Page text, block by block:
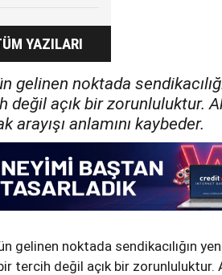
YAZILARI
gelinen noktada
değil açık bir zorunluluktur.
arayışı anlamını kaybeder.
gelinen noktada sendikacılığın
tercih değil açık bir